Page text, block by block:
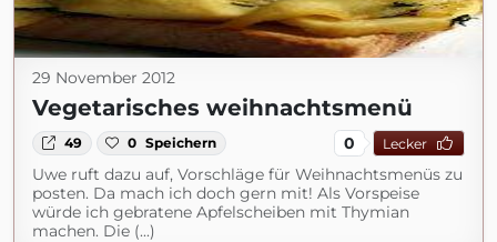
29 November 2012
Vegetarisches weihnachtsmenü
49 0 Speichern 0 Lecker
Uwe ruft dazu auf, Vorschläge für Weihnachtsmenüs zu
posten. Da mach ich doch gern mit! Als Vorspeise
würde ich gebratene Apfelscheiben mit Thymian
machen. Die (...)